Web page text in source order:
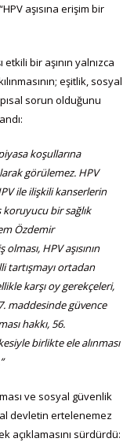
aşısına erişim bir
bir aşının yalnızca
eşitlik, sosyal
sorun olduğunu
koşullarına
görülemez. HPV
ile ilişkili kanserlerin
bir sağlık
Özdemir
HPV aşısının
tartışmayı ortadan
karşı oy gerekçeleri,
maddesinde güvence
hakkı, 56.
birlikte ele alınması
ve sosyal güvenlik
devletin ertelenemez
sürdürdü: